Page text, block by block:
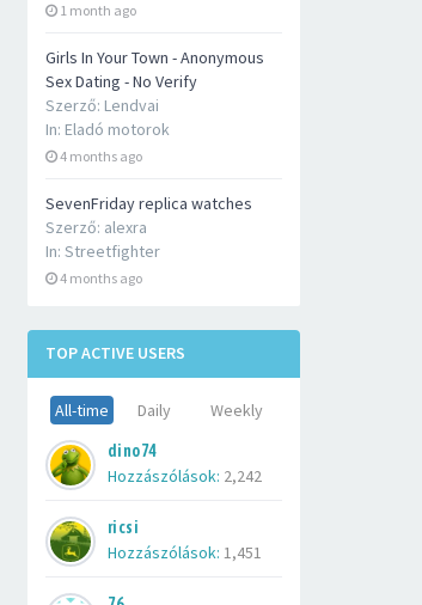
1 month ago
Girls In Your Town - Anonymous
Sex Dating - No Verify
Szerző: Lendvai
In: Eladó motorok
4 months ago
SevenFriday replica watches
Szerző: alexra
In: Streetfighter
4 months ago
TOP ACTIVE USERS
All-time Daily Weekly
dino74
Hozzászólások: 2,242
ricsi
Hozzászólások: 1,451